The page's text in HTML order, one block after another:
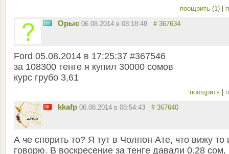
поощрить (1)
Орыс 06.08.2014 в 08:18:48 # 367634
Ford 05.08.2014 в 17:25:37 #367546
за 108300 тенге я купил 30000 сомов
курс грубо 3,61
поощрить
kkafp 06.08.2014 в 08:54:43 # 367640
А че спорить то? Я тут в Чолпон Ате, что вижу то
говорю. В воскресение за тенге давали 0.28 сом,